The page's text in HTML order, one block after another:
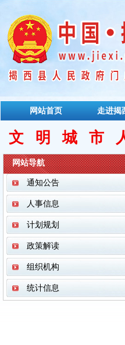
网站首页 走进揭
文明城市
网站导航
通知公告
人事信息
计划规划
政策解读
组织机构
统计信息